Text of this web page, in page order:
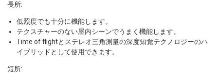
長所:
低照度でも十分に機能します。
テクスチャーのない屋内シーンでうまく機能します。
Time of flightとステレオ三角測量の深度知覚テクノロジーのハ
イブリッドとして使用できます。
短所: